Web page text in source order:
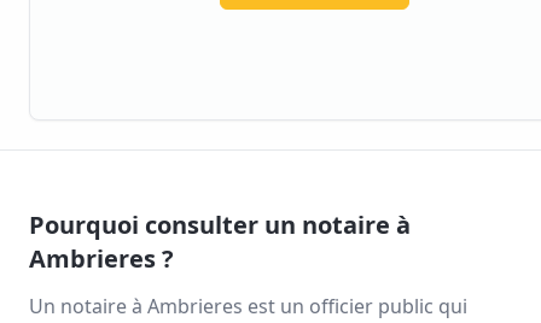
Pourquoi consulter un notaire à
Ambrieres?
Un notaire à Ambrieres est un officier public qui